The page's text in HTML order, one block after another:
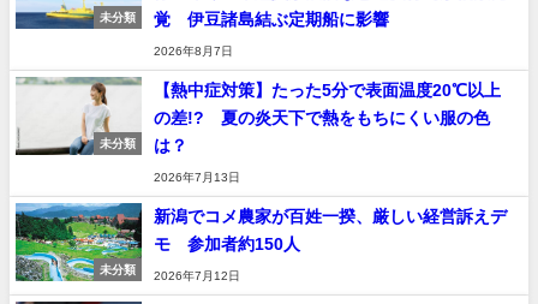
未分類
覚 伊豆諸島結ぶ定期船に影響
2026年8月7日
未分類
【熱中症対策】たった5分で表面温度20℃以上
の差!? 夏の炎天下で熱をもちにくい服の色
は？
2026年7月13日
未分類
新潟でコメ農家が百姓一揆、厳しい経営訴えデ
モ 参加者約150人
2026年7月12日